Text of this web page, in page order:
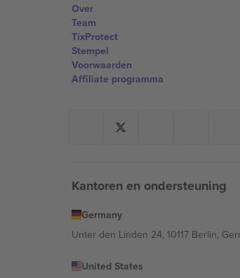
Over
Team
TixProtect
Stempel
Voorwaarden
Affiliate programma
Kantoren en ondersteuning
Germany
Unter den Linden 24, 10117 Berlin,
United States